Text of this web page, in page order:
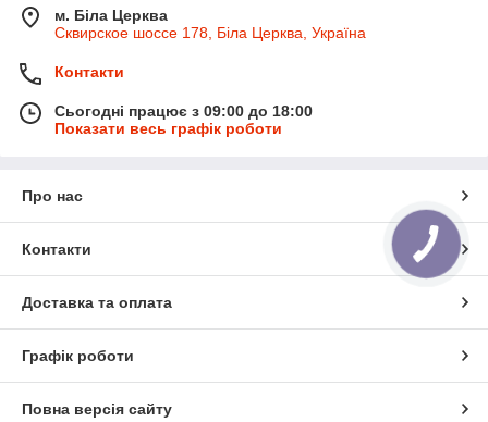
м. Біла Церква
Сквирское шоссе 178, Біла Церква, Україна
Контакти
Сьогодні працює з 09:00 до 18:00
Показати весь графік роботи
Про нас
Контакти
Доставка та оплата
Графік роботи
Повна версія сайту